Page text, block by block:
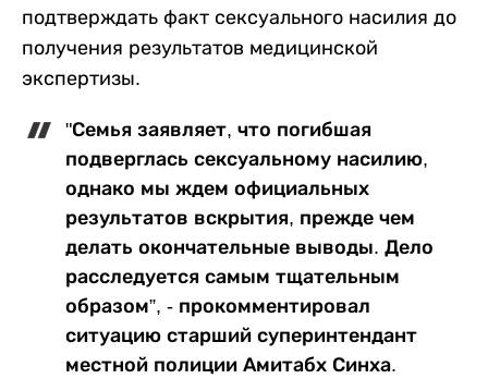
подтверждать факт сексуального насилия до
получения результатов медицинской
экспертизы.
"Семья заявляет, что погибшая
подверглась сексуальному насилию,
однако мы ждем официальных
результатов вскрытия, прежде чем
делать окончательные выводы. Дело
расследуется самым тщательным
образом”, - прокомментировал
ситуацию старший суперинтендант
местной полиции Амитабх Синха.